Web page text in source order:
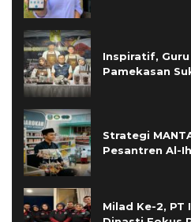
Inspiratif,
Pamekasan
Strategi
Pesantren Al-
Milad Ke-2, PT